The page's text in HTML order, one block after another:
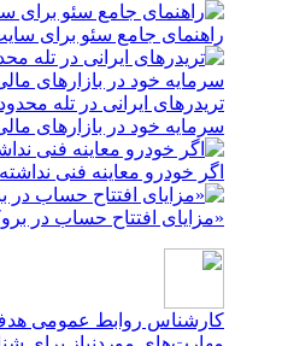
راهنمای جامع سئو برای
تریدرهای ایرانی در تله
سرمایه خود در بازارهای
اگر خودرو معاینه فنی
«مزایای افتتاح حساب در
کارشناس روابط عمومی